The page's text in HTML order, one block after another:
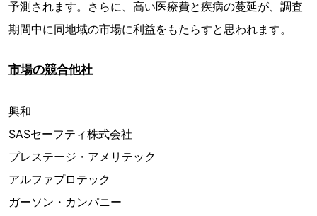
予測されます。さらに、高い医療費と疾病の蔓延が、調査
期間中に同地域の市場に利益をもたらすと思われます。
市場の競合他社
興和
SASセーフティ株式会社
プレステージ・アメリテック
アルファプロテック
ガーソン・カンパニー